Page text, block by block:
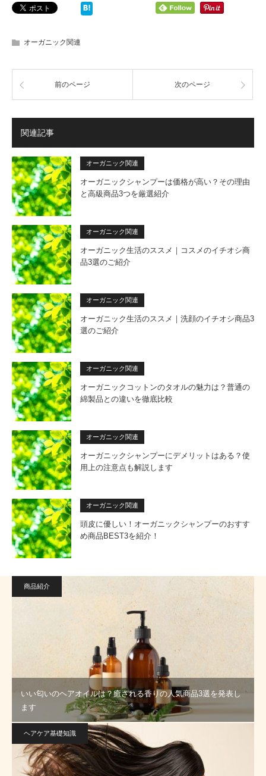
オーガニック関連
前のページ 次のページ
関連記事
オーガニック関連
オーガニックシャンプーは価格が高い？その理由
と高級商品3つを厳選紹介
オーガニック関連
オーガニック生活のススメ｜コスメのイチオシ商
品3選のご紹介
オーガニック関連
オーガニック生活のススメ｜洗顔のイチオシ商品3
選のご紹介
オーガニック関連
オーガニックコットンのタオルの魅力は？普通の
綿製品との違いを徹底比較
オーガニック関連
オーガニックシャンプーにデメリットはある？使
用上の注意点も解説します
オーガニック関連
頭皮に優しい！オーガニックシャンプーのおすす
め商品BEST3を紹介！
商品紹介
いい匂いのヘアオイルは？癒される香りの人気商品3選を発表し
ます
ヘアケア基礎知識